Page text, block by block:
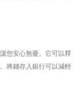
您安心無憂。它可以釋
將錢存入銀行可以減輕